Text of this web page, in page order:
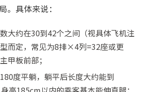
。具体来说：
大约在30到42个之间（视具体飞机注
而定，常见为8排×4列=32座或更
甲板前部；
度平躺，躺平后长度大约能到